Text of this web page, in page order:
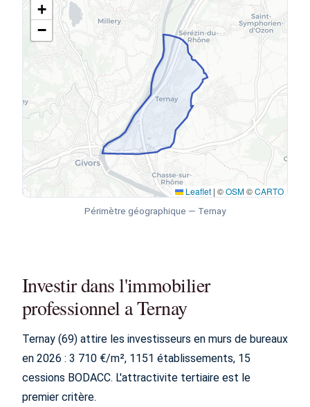
+
−
Leaflet | ©OSM©CARTO
Périmètre géographique — Ternay
Investir dans l'immobilier
professionnel a Ternay
Ternay (69) attire les investisseurs en murs de bureaux
en 2026 : 3 710 €/m², 1151 établissements, 15
cessions BODACC. L'attractivite tertiaire est le
premier critère.